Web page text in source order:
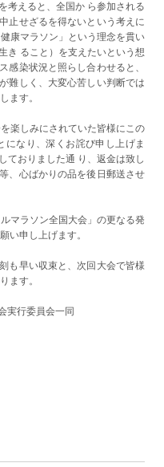
考えると、全国か ら参加される
止せざるを得ないという考えに
康マラソン」という理念を貫い
き ること）を支えたいという想
感染状況と照らし合わせると、
難しく、大変心苦しい判断では
ます。
楽しみにされていた皆様にこの
になり、深くお詫び申し上げま
ておりました通 り、返金は致し
、心ばかりの品を後日郵送させ
マラソン全国大会」の更なる発
い申し上げます。
も早い収束と、次回大会で皆様
ます。
実行委員会一同